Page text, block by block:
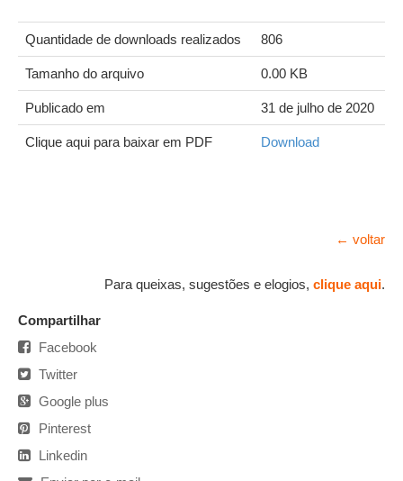
Quantidade de downloads realizados 806
Tamanho do arquivo 0.00 KB
Publicado em 31 de julho de 2020
Clique aqui para baixar em PDF Download
← voltar
Para queixas, sugestões e elogios, clique aqui.
Compartilhar
Facebook
Twitter
Google plus
Pinterest
Linkedin